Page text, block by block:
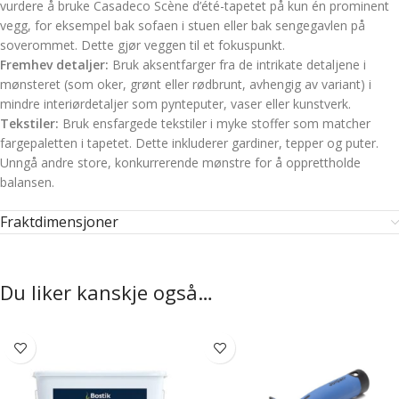
vurdere å bruke Casadeco Scène d’été-tapetet på kun én prominent
vegg, for eksempel bak sofaen i stuen eller bak sengegavlen på
soverommet. Dette gjør veggen til et fokuspunkt.
Fremhev detaljer: Bruk aksentfarger fra de intrikate detaljene i
mønsteret (som oker, grønt eller rødbrunt, avhengig av variant) i
mindre interiørdetaljer som pynteputer, vaser eller kunstverk.
Tekstiler: Bruk ensfargede tekstiler i myke stoffer som matcher
fargepaletten i tapetet. Dette inkluderer gardiner, tepper og puter.
Unngå andre store, konkurrerende mønstre for å opprettholde
balansen.
Fraktdimensjoner
Du liker kanskje også…